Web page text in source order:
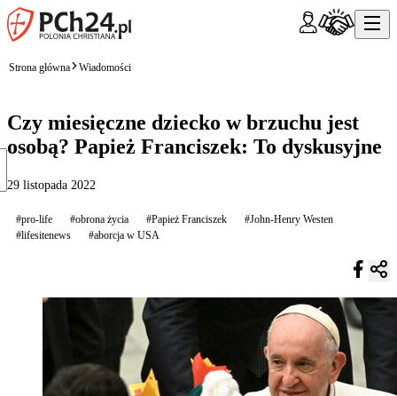
Strona główna Wiadomości
Czy miesięczne dziecko w brzuchu jest
osobą? Papież Franciszek: To dyskusyjne
29 listopada 2022
#pro-life #obrona życia #Papież Franciszek
#John-Henry Westen
#lifesitenews
#aborcja w USA